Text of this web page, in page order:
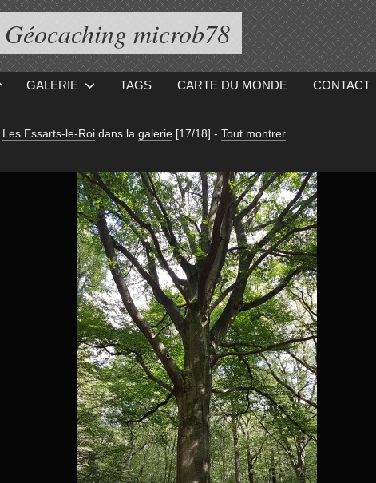
Géocaching microb78
GALERIE TAGS CARTE DU MONDE CONTACT
Les Essarts-le-Roidans la galerie [17/18] - Tout montrer